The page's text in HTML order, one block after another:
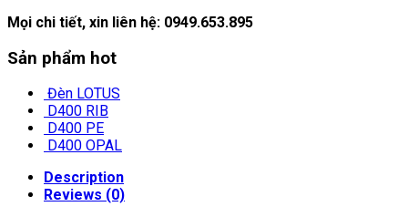
Mọi chi tiết, xin liên hệ: 0949.653.895
Sản phẩm hot
Đèn LOTUS
D400 RIB
D400 PE
D400 OPAL
Description
Reviews (0)